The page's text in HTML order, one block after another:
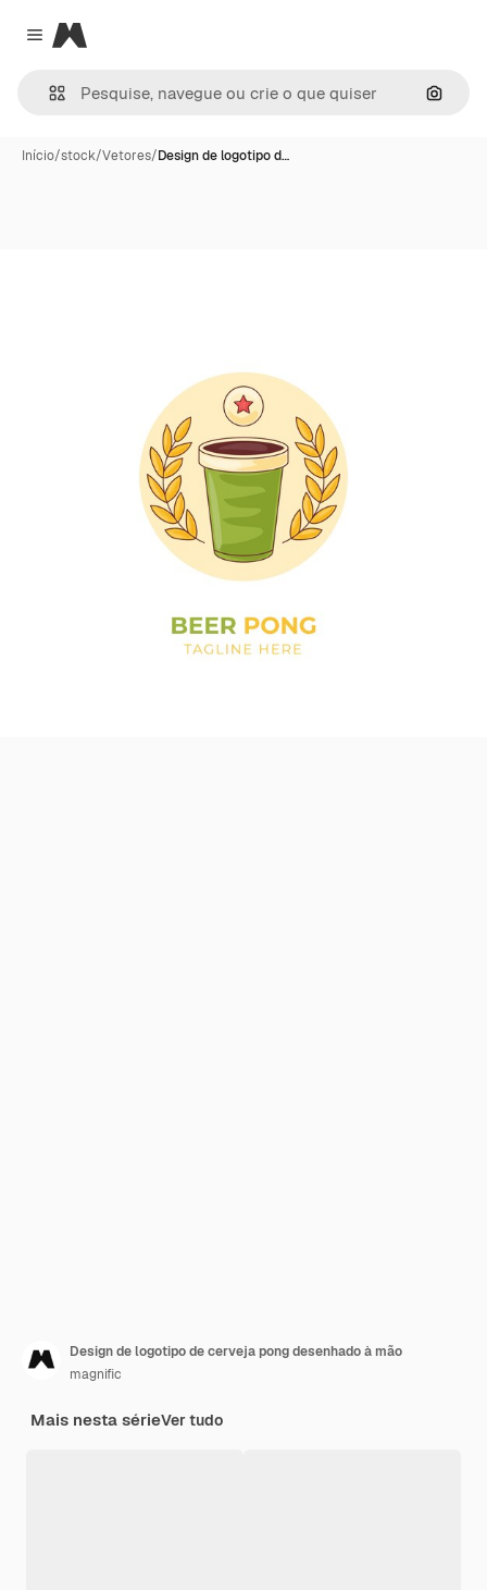
Close menu
Magnific
Início/stock/Vetores/Design de logotipo d…
Design de logotipo de cerveja pong desenhado à mão
magnific
Mais nesta sérieVer tudo